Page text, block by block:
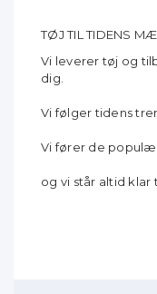
TØJ TIL TIDENS
Vi leverer tøj og
dig.
Vi følger tidens
Vi fører de
og vi står altid